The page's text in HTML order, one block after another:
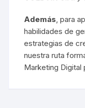
Además , para
habilidades de
estrategias de
nuestra ruta
Marketing Digital